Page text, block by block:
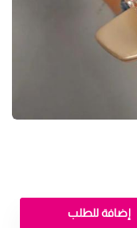
إضافة للطلب